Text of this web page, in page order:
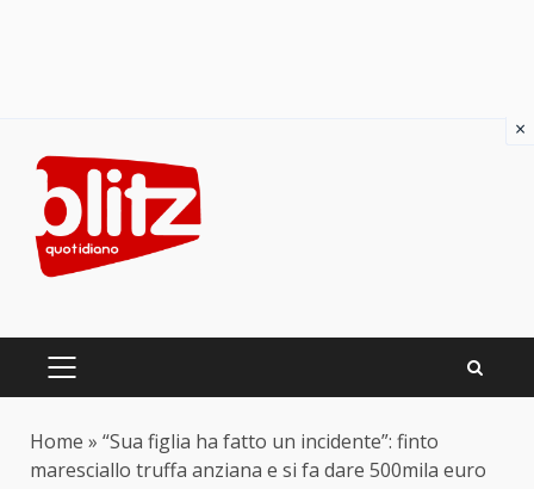
content
PRIMARY
Home » “Sua figlia ha fatto un incidente”: finto
maresciallo truffa anziana e si fa dare 500mila euro
×